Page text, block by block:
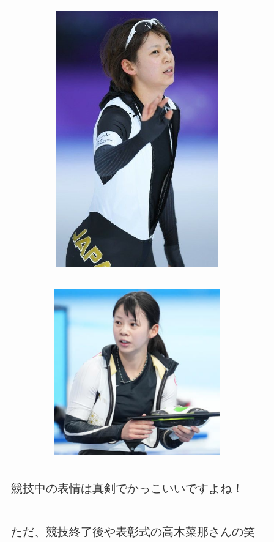
競技中の表情は真剣でかっこいいですよね！
ただ、競技終了後や表彰式の高木菜那さんの笑